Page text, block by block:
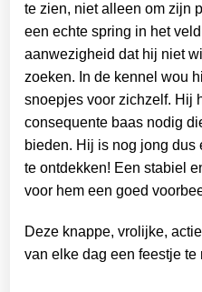
te zien, niet alleen om zijn
een echte spring in het
aanwezigheid dat hij niet
zoeken. In de kennel wou
snoepjes voor zichzelf. Hij
consequente baas nodig
bieden. Hij is nog jong dus
te ontdekken! Een stabiel
voor hem een goed
Deze knappe, vrolijke,
van elke dag een feestje te